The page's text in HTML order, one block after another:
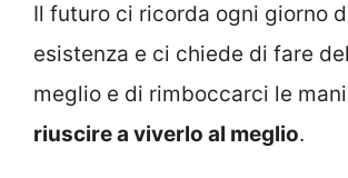
Il futuro ci ricorda ogni giorno
esistenza e ci chiede di fare
meglio e di rimboccarci le
riuscire a viverlo al meglio.